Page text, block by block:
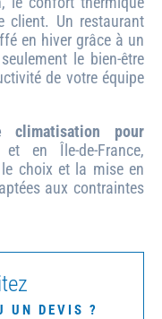
client. Un restaurant
en hiver grâce à un
le bien-être
de votre équipe
climatisation pour
en Île-de-France,
choix et la mise en
aux contraintes
UN DEVIS ?